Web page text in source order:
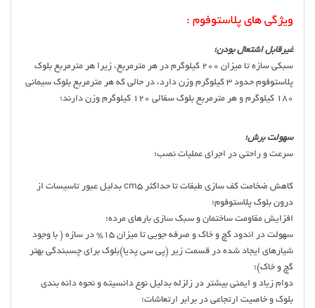
ویژگی های پلاستوفوم :
غیرقابل اشتعال بودن؛
سبکی سازه تا میزان 200 کیلوگرم در هر مترمربع، زیرا هر مترمربع بلوک
پلاستوفوم حدود 3 کیلوگرم وزن دارد، در حالی که هر مترمربع بلوک سیمانی
180 کیلوگرم و هر مترمربع بلوک سفالی 120 کیلوگرم وزن دارند؛
سهولت برش؛
سرعت و راحتی در اجرای عملیات نصب؛
کاهش ضخامت کف سازی طبقات تا حداکثر cm5 بدلیل عبور تاسیسات از
درون بلوک پلاستوفوم؛
افزایش مقاومت ساختمان و سبک سازی بارهای مرده؛
سهولت در اندود گچ و خاک و صرفه جویی تا میزان 15% در سازه ( با وجود
شیارهای ایجاد شده در قسمت زیر (پی سی پدیا)بلوک برای چسبندگی بهتر
گچ و خاک)؛
دوام زیاد و ایمنی بیشتر در زلزله بدلیل نوع دانسیته و نحوه دانه بندی
بلوک و خاصیت ارتجاعی در برابر ارتعاشات؛